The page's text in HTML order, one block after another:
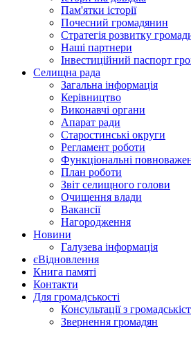
Пам'ятки історії
Почесний громадянин
Стратегія розвитку
Наші партнери
Інвестиційний паспорт
Селищна рада
Загальна інформація
Керівництво
Виконавчі органи
Апарат ради
Старостинські округи
Регламент роботи
Функціональні
План роботи
Звіт селищного голови
Очищення влади
Вакансії
Нагородження
Новини
Галузева інформація
єВідновлення
Книга памяті
Контакти
Для громадськості
Консультації з
Звернення громадян